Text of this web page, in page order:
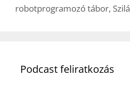
robotprogramozó tábor,
Podcast feliratkozás